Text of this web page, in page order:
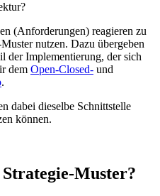
(Anforderungen) reagieren zu
nutzen. Dazu übergeben
der Implementierung, der sich
dem Open-Closed- und
.
dabei dieselbe Schnittstelle
können.
Muster?